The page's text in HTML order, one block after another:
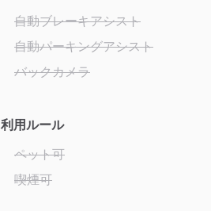
自動ブレーキアシスト
自動パーキングアシスト
バックカメラ
利用ルール
ペット可
喫煙可